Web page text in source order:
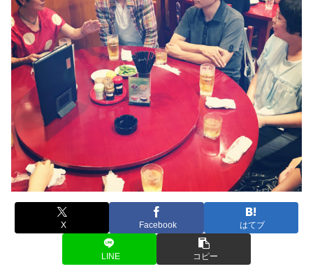
X Facebook はてブ
LINE コピー